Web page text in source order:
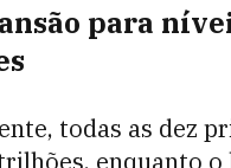
para
todas as dez
enquanto